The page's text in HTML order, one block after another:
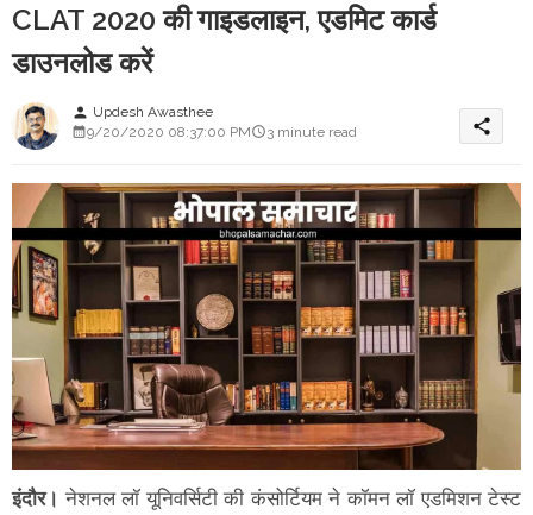
CLAT 2020 की गाइडलाइन, एडमिट कार्ड
डाउनलोड करें
person Updesh Awasthee
9/20/2020 08:37:00 PM
3 minute read share
इंदौर। नेशनल लॉ यूनिवर्सिटी की कंसोर्टियम ने कॉमन लॉ एडमिशन टेस्ट